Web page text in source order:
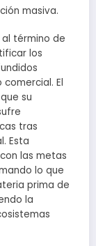
masiva.
término de
los
El
su
tras
Esta
las metas
lo que
prima de
la